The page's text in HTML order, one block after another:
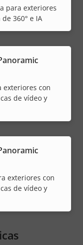
para exteriores
360° e IA
exteriores con
de vídeo y
exteriores con
de vídeo y